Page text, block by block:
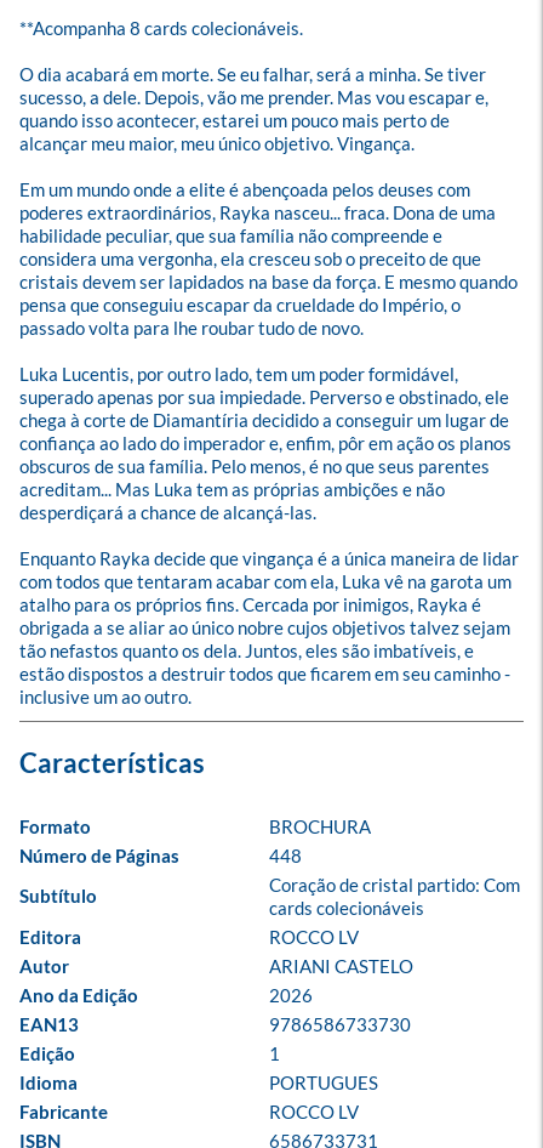
**Acompanha 8 cards colecionáveis.
O dia acabará em morte. Se eu falhar, será a minha. Se tiver
sucesso, a dele. Depois, vão me prender. Mas vou escapar e,
quando isso acontecer, estarei um pouco mais perto de
alcançar meu maior, meu único objetivo. Vingança.
Em um mundo onde a elite é abençoada pelos deuses com
poderes extraordinários, Rayka nasceu... fraca. Dona de uma
habilidade peculiar, que sua família não compreende e
considera uma vergonha, ela cresceu sob o preceito de que
cristais devem ser lapidados na base da força. E mesmo quando
pensa que conseguiu escapar da crueldade do Império, o
passado volta para lhe roubar tudo de novo.
Luka Lucentis, por outro lado, tem um poder formidável,
superado apenas por sua impiedade. Perverso e obstinado, ele
chega à corte de Diamantíria decidido a conseguir um lugar de
confiança ao lado do imperador e, enfim, pôr em ação os planos
obscuros de sua família. Pelo menos, é no que seus parentes
acreditam... Mas Luka tem as próprias ambições e não
desperdiçará a chance de alcançá-las.
Enquanto Rayka decide que vingança é a única maneira de lidar
com todos que tentaram acabar com ela, Luka vê na garota um
atalho para os próprios fins. Cercada por inimigos, Rayka é
obrigada a se aliar ao único nobre cujos objetivos talvez sejam
tão nefastos quanto os dela. Juntos, eles são imbatíveis, e
estão dispostos a destruir todos que ficarem em seu caminho -
inclusive um ao outro.
Formato
BROCHURA
Número de Páginas
448
Subtítulo
Coração de cristal partido: Com
cards colecionáveis
Editora
ROCCO LV
Autor
ARIANI CASTELO
Ano da Edição
2026
EAN13
9786586733730
Edição
1
Idioma
PORTUGUES
Fabricante
ROCCO LV
ISBN
6586733731